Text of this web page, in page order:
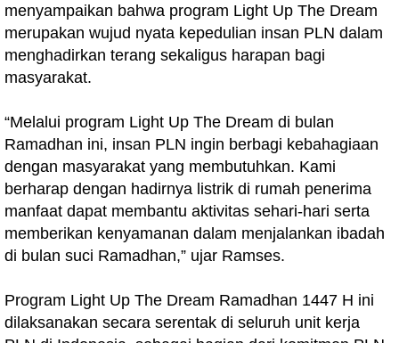
menyampaikan bahwa program Light Up The Dream
merupakan wujud nyata kepedulian insan PLN dalam
menghadirkan terang sekaligus harapan bagi
masyarakat.
“Melalui program Light Up The Dream di bulan
Ramadhan ini, insan PLN ingin berbagi kebahagiaan
dengan masyarakat yang membutuhkan. Kami
berharap dengan hadirnya listrik di rumah penerima
manfaat dapat membantu aktivitas sehari-hari serta
memberikan kenyamanan dalam menjalankan ibadah
di bulan suci Ramadhan,” ujar Ramses.
Program Light Up The Dream Ramadhan 1447 H ini
dilaksanakan secara serentak di seluruh unit kerja